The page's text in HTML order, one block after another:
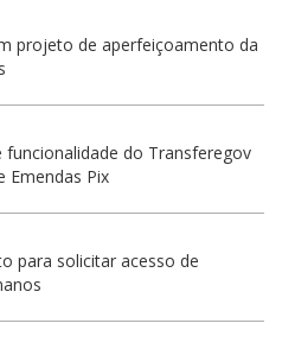
projeto de aperfeiçoamento da
do Transferegov
Emendas Pix
para solicitar acesso de